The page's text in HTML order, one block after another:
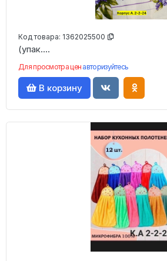
Код товара: 1362025500
(упак....
Для просмотра цен авторизуйтесь
В корзину